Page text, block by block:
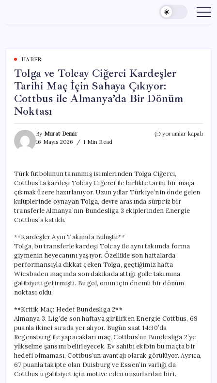
content
HABER
Tolga ve Tolcay Ciğerci Kardeşler
Tarihi Maç İçin Sahaya Çıkıyor:
Cottbus ile Almanya’da Bir Dönüm
Noktası
By Murat Demir
16 Mayıs 2026
1 Min Read
Tolga
Tarihi
Maç
İçin
Sahaya
Çıkıyor:
Cottbus
Dönüm
Noktası
için
yorumlar kapalı
Türk futbolunun tanınmış isimlerinden Tolga Ciğerci,
Cottbus’ta kardeşi Tolcay Ciğerci ile birlikte tarihi bir maça
çıkmak üzere hazırlanıyor. Uzun yıllar Türkiye’nin önde gelen
kulüplerinde oynayan Tolga, devre arasında sürpriz bir
transferle Almanya’nın Bundesliga 3 ekiplerinden Energie
Cottbus’a katıldı.
**Kardeşler Aynı Takımda Buluştu**
Tolga, bu transferle kardeşi Tolcay ile aynı takımda forma
giymenin heyecanını yaşıyor. Özellikle son haftalarda
performansıyla dikkat çeken Tolga, geçtiğimiz hafta
Wiesbaden maçında son dakikada attığı golle takımına
galibiyeti getirmişti. Bu gol, onun için önemli bir dönüm
noktası oldu.
**Kritik Maç: Hedef Bundesliga 2**
Almanya 3. Lig’de son haftaya girilirken Energie Cottbus, 69
puanla ikinci sırada yer alıyor. Bugün saat 14:30’da
Regensburg ile yapacakları maç, Cottbus’un Bundesliga 2’ye
yükselme şansını belirleyecek. Ev sahibi ekibin bu maçta bir
hedefi olmaması, Cottbus’un avantajı olarak görülüyor. Ayrıca,
67 puanla takipte olan Duisburg ve Essen’in varlığı da
Cottbus’u galibiyet için motive eden unsurlardan biri.